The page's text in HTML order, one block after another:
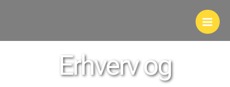
Erhverv og